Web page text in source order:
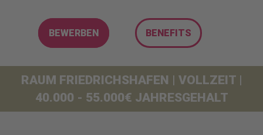
BEWERBEN BENEFITS
RAUM FRIEDRICHSHAFEN | VOLLZEIT |
40.000 - 55.000€ JAHRESGEHALT